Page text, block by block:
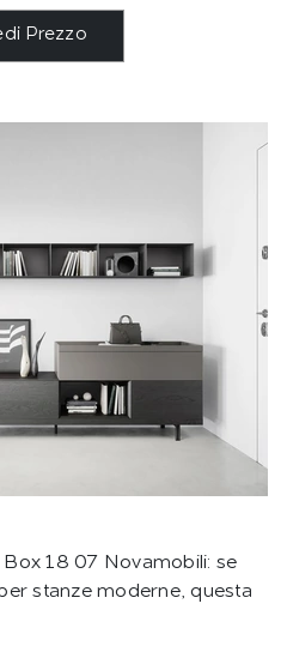
Prezzo
18 07 Novamobili: se
stanze moderne, questa